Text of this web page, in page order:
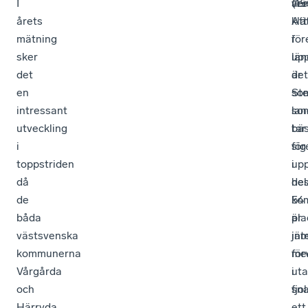
I
årets
mätning
sker
det
en
intressant
utveckling
i
toppstriden
då
de
båda
västsvenska
kommunerna
Vårgårda
och
Att
det
i
är
i
är
tar
sig
54
i
fjol.